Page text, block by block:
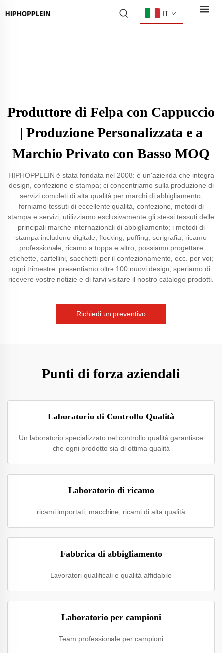
IT
Produttore di Felpa con Cappuccio
| Produzione Personalizzata e a
Marchio Privato con Basso MOQ
HIPHOPPLEIN è stata fondata nel 2008; è un'azienda che integra
design, confezione e stampa; ci concentriamo sulla produzione di
servizi completi di alta qualità per marchi di abbigliamento;
forniamo tessuti di eccellente qualità, confezione, metodi di
stampa e servizi; utilizziamo esclusivamente gli stessi tessuti delle
principali marche internazionali di abbigliamento; i metodi di
stampa includono digitale, flocking, puffing, serigrafia, ricamo
professionale, ricamo a toppa e altro; possiamo progettare
etichette, cartellini, sacchetti per il confezionamento, ecc. per voi;
ogni trimestre, presentiamo oltre 100 nuovi design; speriamo di
ricevere vostre notizie e di farvi visitare il nostro catalogo prodotti.
Richiedi un preventivo
Punti di forza aziendali
Laboratorio di Controllo Qualità
Un laboratorio specializzato nel controllo qualità garantisce
che ogni prodotto sia di ottima qualità
Laboratorio di ricamo
ricami importati, macchine, ricami di alta qualità
Fabbrica di abbigliamento
Lavoratori qualificati e qualità affidabile
Laboratorio per campioni
Team professionale per campioni